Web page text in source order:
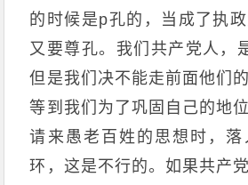
的时候是p孔的，当成了执
又要尊孔。我们共产党人，
但是我们决不能走前面他们
等到我们为了巩固自己的地
请来愚老百姓的思想时，
环，这是不行的。如果共产